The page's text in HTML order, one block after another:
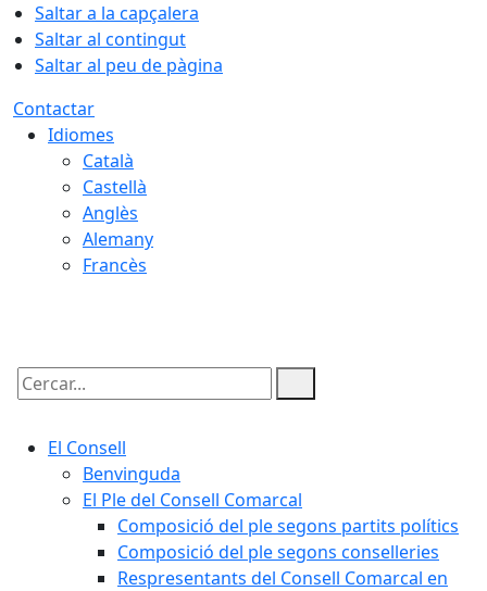
Saltar a la capçalera
Saltar al contingut
Saltar al peu de pàgina
Contactar
Idiomes
Català
Castellà
Anglès
Alemany
Francès
Cercar:
El Consell
Benvinguda
El Ple del Consell Comarcal
Composició del ple segons partits polítics
Composició del ple segons conselleries
Respresentants del Consell Comarcal en